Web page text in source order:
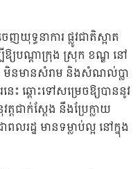
យុទ្ធនាការ ផ្លូវជាតិស្អាត
ឱ្យបណ្តាក្រុង ស្រុក ខណ្ឌ នៅ
មិនមានសំរាម និងសំណល់ប្លា
ះ ឆ្ពោះទៅសម្រេចឱ្យបាននូវ
តជាក់ស្តែង នឹងប្រែក្លាយ
លរដ្ឋ មានទម្លាប់ល្អ នៅក្នុង